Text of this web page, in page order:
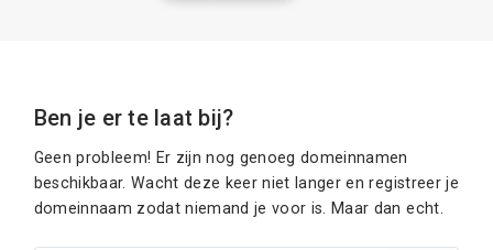
Ben je er te laat bij?
Geen probleem! Er zijn nog genoeg domeinnamen
beschikbaar. Wacht deze keer niet langer en registreer je
domeinnaam zodat niemand je voor is. Maar dan echt.